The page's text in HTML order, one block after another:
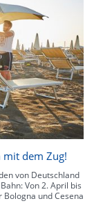
mit dem Zug!
von Deutschland
Von 2. April bis
und Cesena